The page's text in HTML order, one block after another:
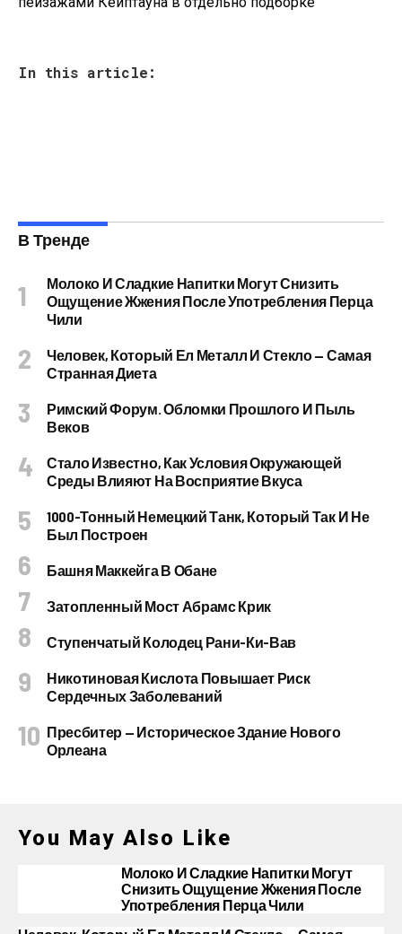
In this article:
В Тренде
Молоко И Сладкие Напитки Могут Снизить
Ощущение Жжения После Употребления Перца
Чили
Человек, Который Ел Металл И Стекло — Самая
Странная Диета
Римский Форум. Обломки Прошлого И Пыль
Веков
Стало Известно, Как Условия Окружающей
Среды Влияют На Восприятие Вкуса
1000-Тонный Немецкий Танк, Который Так И Не
Был Построен
Башня Маккейга В Обане
Затопленный Мост Абрамс Крик
Ступенчатый Колодец Рани-Ки-Вав
Никотиновая Кислота Повышает Риск
Сердечных Заболеваний
Пресбитер — Историческое Здание Нового
Орлеана
You May Also Like
Молоко И Сладкие Напитки Могут
Снизить Ощущение Жжения После
Употребления Перца Чили